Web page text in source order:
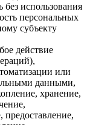
без использования
персональных
субъекту
действие
или
данными,
хранение,
предоставление,